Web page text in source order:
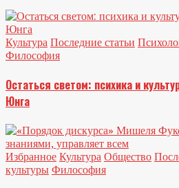
Культура Последние статьи
Философия
Остаться светом: психика и
Юнга
Избранное Культура Общество
культуры Философия